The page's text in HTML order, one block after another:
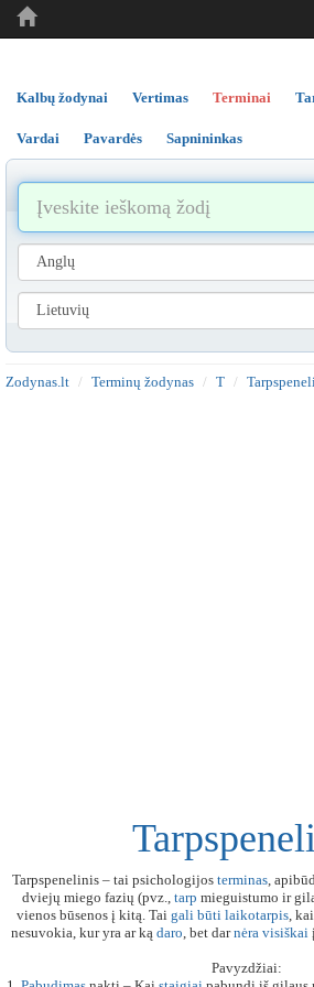
Kalbų žodynai Vertimas Terminai
Vardai Pavardės Sapnininkas
Zodynas.lt Terminų žodynas T
Tarpspenelinis – tai psichologijos terminas,
dviejų miego fazių (pvz., tarp mieguistumo ir
vienos būsenos į kitą. Tai gali būti laikotarpis, kai
nesuvokia, kur yra ar ką daro, bet darnėra visiškai
Pavyzdžiai: